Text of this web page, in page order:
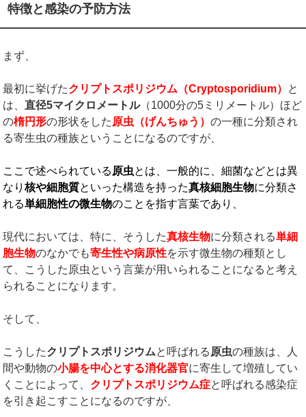
特徴と感染の予防方法
まず、
最初に挙げたクリプトスポリジウム（Cryptosporidium） と
は、直径5マイクロメートル（1000分の5ミリメートル）ほど
の楕円形の形状をした 原虫（げんちゅう）の一種に分類され
る寄生虫の種族ということになるのですが、
ここで述べられている 原虫とは、一般的に、細菌などとは異
なり核や細胞質といった構造を持った真核細胞生物に分類さ
れる単細胞性の微生物のことを指す言葉であり、
現代においては、特に、そうした真核生物に分類される単細
胞生物のなかでも寄生性や病原性を示す微生物の種類とし
て、こうした原虫という言葉が用いられることになると考え
られることになります。
そして、
こうしたクリプトスポリジウムと呼ばれる 原虫の種族は、人
間や動物の小腸を中心とする消化器官に寄生して増殖してい
くことによって、 クリプトスポリジウム症と呼ばれる感染症
を引き起こすことになるのですが、